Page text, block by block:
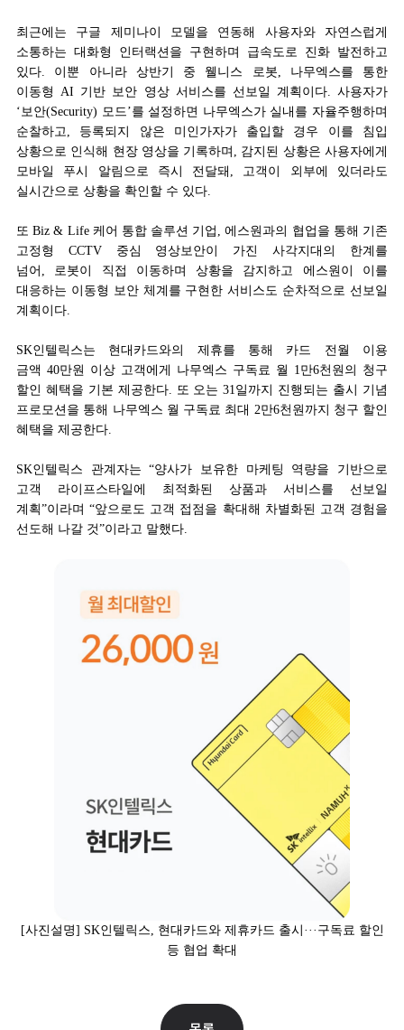
최근에는 구글 제미나이 모델을 연동해 사용자와 자연스럽게
소통하는 대화형 인터랙션을 구현하며 급속도로 진화 발전하고
있다. 이뿐 아니라 상반기 중 웰니스 로봇, 나무엑스를 통한
이동형 AI 기반 보안 영상 서비스를 선보일 계획이다. 사용자가
‘보안(Security) 모드’를 설정하면 나무엑스가 실내를 자율주행하며
순찰하고, 등록되지 않은 미인가자가 출입할 경우 이를 침입
상황으로 인식해 현장 영상을 기록하며, 감지된 상황은 사용자에게
모바일 푸시 알림으로 즉시 전달돼, 고객이 외부에 있더라도
실시간으로 상황을 확인할 수 있다.
또 Biz & Life 케어 통합 솔루션 기업, 에스원과의 협업을 통해 기존
고정형 CCTV 중심 영상보안이 가진 사각지대의 한계를
넘어, 로봇이 직접 이동하며 상황을 감지하고 에스원이 이를
대응하는 이동형 보안 체계를 구현한 서비스도 순차적으로 선보일
계획이다.
SK인텔릭스는 현대카드와의 제휴를 통해 카드 전월 이용
금액 40만원 이상 고객에게 나무엑스 구독료 월 1만6천원의 청구
할인 혜택을 기본 제공한다. 또 오는 31일까지 진행되는 출시 기념
프로모션을 통해 나무엑스 월 구독료 최대 2만6천원까지 청구 할인
혜택을 제공한다.
SK인텔릭스 관계자는 “양사가 보유한 마케팅 역량을 기반으로
고객 라이프스타일에 최적화된 상품과 서비스를 선보일
계획”이라며 “앞으로도 고객 접점을 확대해 차별화된 고객 경험을
선도해 나갈 것”이라고 말했다.
[사진설명] SK인텔릭스, 현대카드와 제휴카드 출시···구독료 할인
등 협업 확대